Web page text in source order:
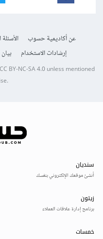
عن أكاديمية حسوب الأسئلة
إرشادات الاستخدام
CC BY-NC-SA 4.0unless mentioned